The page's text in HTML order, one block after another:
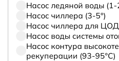
Насос ледяной воды (1-
Насос чиллера (3-5°)
Насос чиллера для
Насос воды системы
Насос контура
рекуперации (93-95°С)